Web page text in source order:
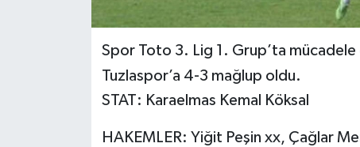
Spor Toto 3. Lig 1. Grup’ta
Tuzlaspor’a 4-3 mağlup oldu.
STAT: Karaelmas Kemal Köksal
HAKEMLER: Yiğit Peşin xx, Çağlar